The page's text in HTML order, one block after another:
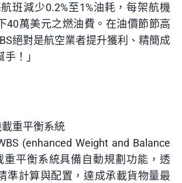
班減少0.2%至1%油耗，每架航機
40萬美元之燃油費。在油價節節高
絕對是航空業者提升獲利、精簡成
！」
重平衡系統
(enhanced Weight and Balance
重平衡系統具備自動規劃功能，透
準計算與配置，達成承載貨物量最